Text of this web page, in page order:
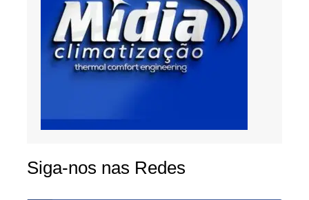
Siga-nos nas Redes